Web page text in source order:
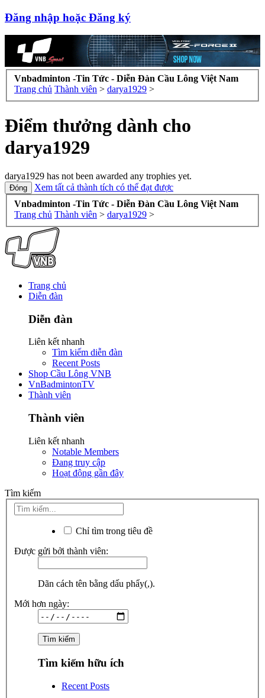
Đăng nhập hoặc Đăng ký
Vnbadminton -Tin Tức - Diễn Đàn Cầu Lông Việt Nam
Trang chủ Thành viên > darya1929 >
Điểm thưởng dành cho
darya1929
darya1929 has not been awarded any trophies yet.
Xem tất cả thành tích có thể đạt được
Vnbadminton -Tin Tức - Diễn Đàn Cầu Lông Việt Nam
Trang chủ Thành viên > darya1929 >
Trang chủ
Diễn đàn
Diễn đàn
Liên kết nhanh
Tìm kiếm diễn đàn
Recent Posts
Shop Cầu Lông VNB
VnBadmintonTV
Thành viên
Thành viên
Liên kết nhanh
Notable Members
Đang truy cập
Hoạt động gần đây
Tìm kiếm
Chỉ tìm trong tiêu đề
Được gửi bởi thành viên:
Dãn cách tên bằng dấu phẩy(,).
Mới hơn ngày:
Tìm kiếm hữu ích
Recent Posts